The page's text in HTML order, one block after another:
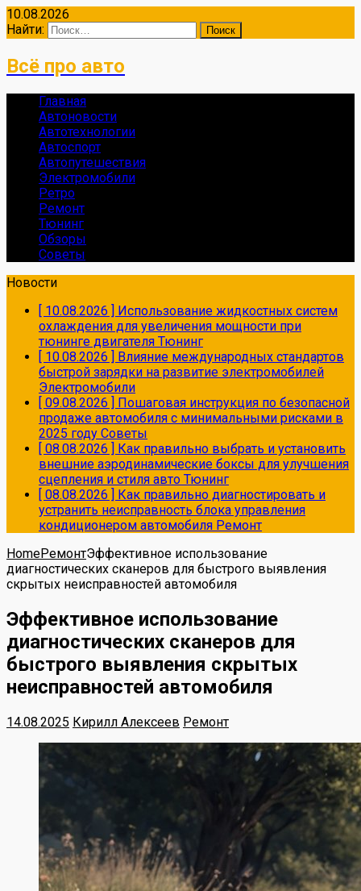
10.08.2026
Найти:
Всё про авто
Главная
Автоновости
Автотехнологии
Автоспорт
Автопутешествия
Электромобили
Ретро
Ремонт
Тюнинг
Обзоры
Советы
Новости
[ 10.08.2026 ] Использование жидкостных систем
охлаждения для увеличения мощности при
тюнинге двигателя Тюнинг
[ 10.08.2026 ] Влияние международных стандартов
быстрой зарядки на развитие электромобилей
Электромобили
[ 09.08.2026 ] Пошаговая инструкция по безопасной
продаже автомобиля с минимальными рисками в
2025 году Советы
[ 08.08.2026 ] Как правильно выбрать и установить
внешние аэродинамические боксы для улучшения
сцепления и стиля авто Тюнинг
[ 08.08.2026 ] Как правильно диагностировать и
устранить неисправность блока управления
кондиционером автомобиля Ремонт
HomeРемонтЭффективное использование
диагностических сканеров для быстрого выявления
скрытых неисправностей автомобиля
Эффективное использование
диагностических сканеров для
быстрого выявления скрытых
неисправностей автомобиля
14.08.2025 Кирилл Алексеев Ремонт